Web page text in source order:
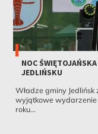
NOC
JEDLIŃSKU
Władze gminy
wyjątkowe wydarzenie
roku...